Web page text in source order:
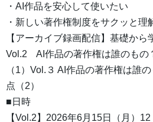
・AI作品を安心して使いたい
・新しい著作権制度をサクッと理
【アーカイブ録画配信】基礎か
Vol.2 AI作品の著作権は誰のもの
（1）Vol.３ AI作品の著作権は誰
点（2）
■日時
【Vol.2】2026年6月15日（月）